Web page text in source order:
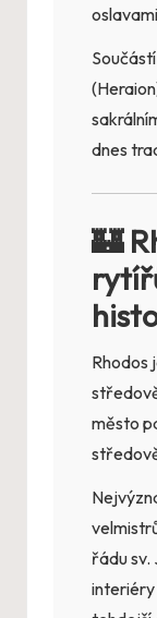
dnes
🏰
Rhodos
město
řádu sv.
interiéry